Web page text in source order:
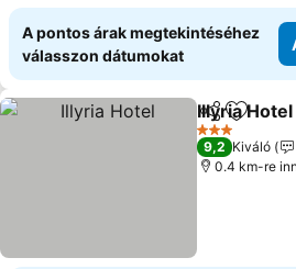
A pontos árak megtekintéséhez
válasszon dátumokat
Megosztás
Illyria Hotel
3 Kategória
9,2 Kiváló
0.4 km-re